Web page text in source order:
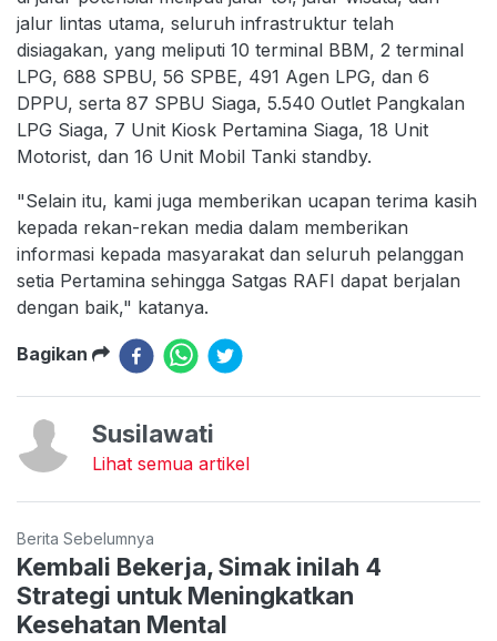
jalur lintas utama, seluruh infrastruktur telah
disiagakan, yang meliputi 10 terminal BBM, 2 terminal
LPG, 688 SPBU, 56 SPBE, 491 Agen LPG, dan 6
DPPU, serta 87 SPBU Siaga, 5.540 Outlet Pangkalan
LPG Siaga, 7 Unit Kiosk Pertamina Siaga, 18 Unit
Motorist, dan 16 Unit Mobil Tanki standby.
"Selain itu, kami juga memberikan ucapan terima kasih
kepada rekan-rekan media dalam memberikan
informasi kepada masyarakat dan seluruh pelanggan
setia Pertamina sehingga Satgas RAFI dapat berjalan
dengan baik," katanya.
Bagikan
Susilawati
Lihat semua artikel
Berita Sebelumnya
Kembali Bekerja, Simak inilah 4
Strategi untuk Meningkatkan
Kesehatan Mental